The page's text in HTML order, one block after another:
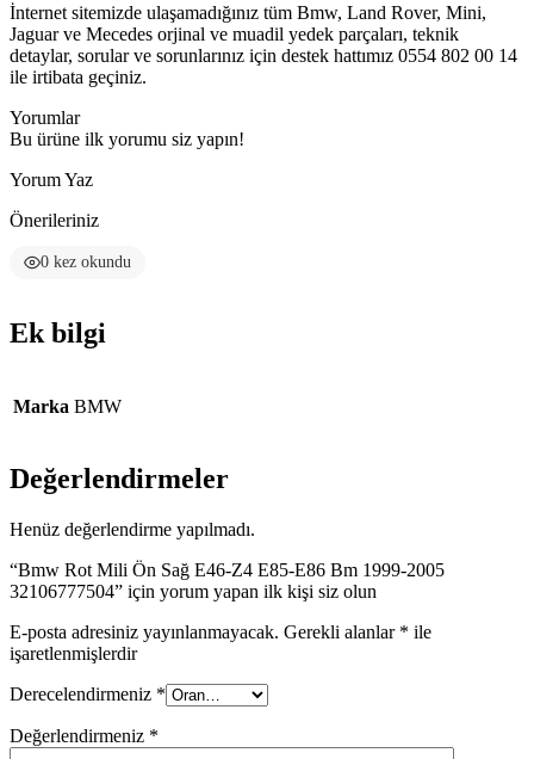
İnternet sitemizde ulaşamadığınız tüm Bmw, Land Rover, Mini,
Jaguar ve Mecedes orjinal ve muadil yedek parçaları, teknik
detaylar, sorular ve sorunlarınız için destek hattımız 0554 802 00 14
ile irtibata geçiniz.
Yorumlar
Bu ürüne ilk yorumu siz yapın!
Yorum Yaz
Önerileriniz
0 kez okundu
Ek bilgi
Marka BMW
Değerlendirmeler
Henüz değerlendirme yapılmadı.
“Bmw Rot Mili Ön Sağ E46-Z4 E85-E86 Bm 1999-2005
32106777504” için yorum yapan ilk kişi siz olun
E-posta adresiniz yayınlanmayacak. Gerekli alanlar * ile
işaretlenmişlerdir
Derecelendirmeniz *
Değerlendirmeniz *